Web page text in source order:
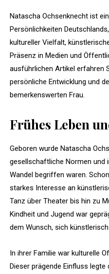
Natascha Ochsenknecht ist
Persönlichkeiten
kultureller Vielfalt,
Präsenz in Medien und
ausführlichen Artikel erfahren
persönliche Entwicklung und
bemerkenswerten Frau.
Frühes Leben
Geboren wurde Natascha
gesellschaftliche Normen und
Wandel begriffen waren.
starkes Interesse an
Tanz über Theater bis hin zu
Kindheit und Jugend war
dem Wunsch, sich
In ihrer Familie war kulturelle
Dieser prägende Einfluss